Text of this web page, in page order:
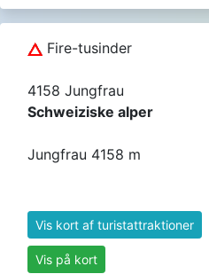
Fire-tusinder
4158 Jungfrau
Schweiziske alper
Jungfrau 4158 m
Vis kort af turistattraktioner
Vis på kort